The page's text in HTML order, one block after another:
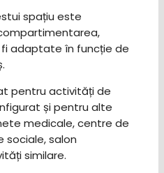
spațiu este
adaptate în funcție de
pentru activități de
și pentru alte
medicale, centre de
sociale, salon
similare.